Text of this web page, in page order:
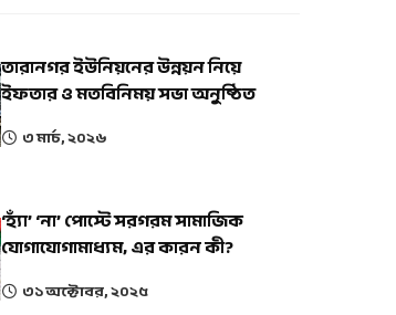
তারানগর ইউনিয়নের উন্নয়ন নিয়ে
ইফতার ও মতবিনিময় সভা অনুষ্ঠিত
৩ মার্চ, ২০২৬
‘হ্যাঁ’ ‘না’ পোস্টে সরগরম সামাজিক
যোগাযোগামাধ্যম, এর কারন কী?
৩১ অক্টোবর, ২০২৫